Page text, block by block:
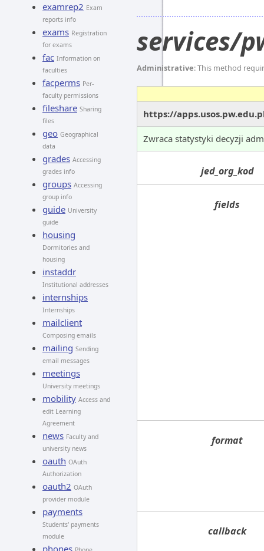
examrep2 Exam
reports info
exams Registration
for exams
fac Information on
faculties
facperms Per-
faculty permissions
fileshare Sharing
files
geo Geographical
data
grades Accessing
grades info
groups Accessing
group info
guide University
guide
housing
Dormitories and
housing
instaddr
Institutional addresses
internships
Internships
mailclient
Composing emails
mailing Sending
email messages
meetings
University meetings
mobility Access and
edit Learning
Agreement
news Faculty and
university news
oauth OAuth
Authorization
oauth2 OAuth
provider module
payments
Students' payments
module
phones
services/
Administrative: This method
https://
Zwraca statystyki decyzji
jed_org_kod
fields
format
callback